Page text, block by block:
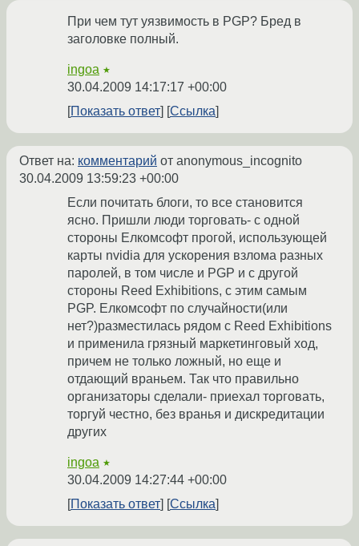
При чем тут уязвимость в PGP? Бред в
заголовке полный.
ingoa ★
30.04.2009 14:17:17 +00:00
Показать ответ
Ссылка
Ответ на: комментарий от anonymous_incognito
30.04.2009 13:59:23 +00:00
Если почитать блоги, то все становится
ясно. Пришли люди торговать- с одной
стороны Елкомсофт прогой, использующей
карты nvidia для ускорения взлома разных
паролей, в том числе и PGP и с другой
стороны Reed Exhibitions, с этим самым
PGP. Елкомсофт по случайности(или
нет?)разместилась рядом с Reed Exhibitions
и применила грязный маркетинговый ход,
причем не только ложный, но еще и
отдающий враньем. Так что правильно
организаторы сделали- приехал торговать,
торгуй честно, без вранья и дискредитации
других
ingoa ★
30.04.2009 14:27:44 +00:00
Показать ответ
Ссылка